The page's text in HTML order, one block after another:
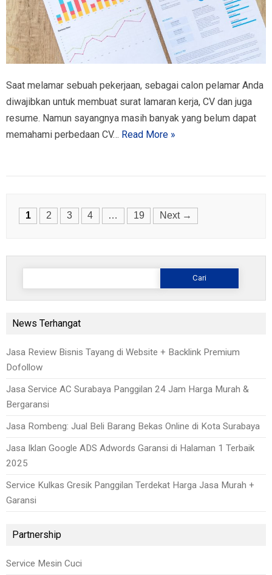
Saat melamar sebuah pekerjaan, sebagai calon pelamar Anda
diwajibkan untuk membuat surat lamaran kerja, CV dan juga
resume. Namun sayangnya masih banyak yang belum dapat
memahami perbedaan CV… Read More »
Posts
1 2 3 4 … 19 Next →
Cari
News Terhangat
Jasa Review Bisnis Tayang di Website + Backlink Premium
Dofollow
Jasa Service AC Surabaya Panggilan 24 Jam Harga Murah &
Bergaransi
Jasa Rombeng: Jual Beli Barang Bekas Online di Kota Surabaya
Jasa Iklan Google ADS Adwords Garansi di Halaman 1 Terbaik
2025
Service Kulkas Gresik Panggilan Terdekat Harga Jasa Murah +
Garansi
Partnership
Service Mesin Cuci